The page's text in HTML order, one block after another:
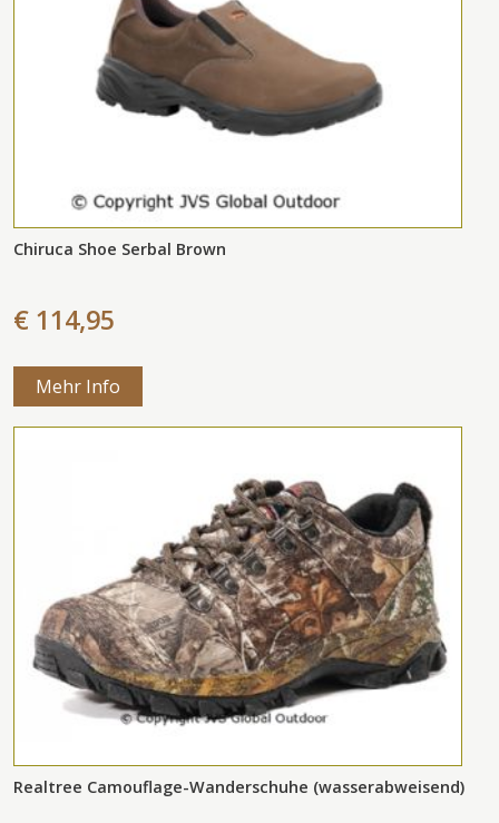
Chiruca Shoe Serbal Brown
€ 114,95
Mehr Info
Realtree Camouflage-Wanderschuhe (wasserabweisend)